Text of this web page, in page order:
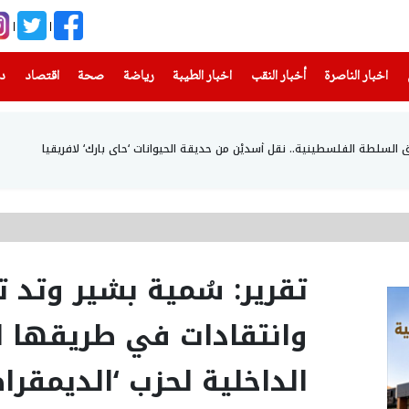
اخبار الناصرة
(current) أخبار النقب اخبار الطيبة(current) رياضة
(current) صحة(current) اقتصاد
الفلسطينية.. نقل أسديْن من حديقة الحيوانات ‘حاي بارك‘ لافريقيا
تقرير: سُمية بشير وتد
وانتقادات في طريقها
الداخلية لحزب